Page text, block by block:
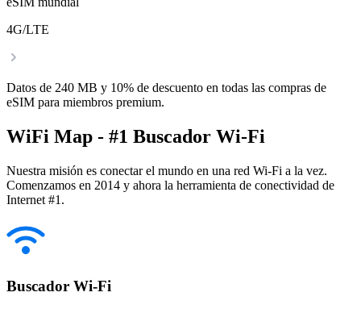
4G/LTE
Datos de 240 MB y 10% de descuento en todas las compras de
eSIM para miembros premium.
WiFi Map - #1 Buscador Wi-Fi
Nuestra misión es conectar el mundo en una red Wi-Fi a la vez.
Comenzamos en 2014 y ahora la herramienta de conectividad de
Internet #1.
Buscador Wi-Fi